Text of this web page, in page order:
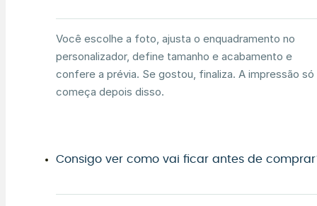
Você escolhe a foto, ajusta o enquadramento no
personalizador, define tamanho e acabamento e
confere a prévia. Se gostou, finaliza. A impressão só
começa depois disso.
Consigo ver como vai ficar antes de